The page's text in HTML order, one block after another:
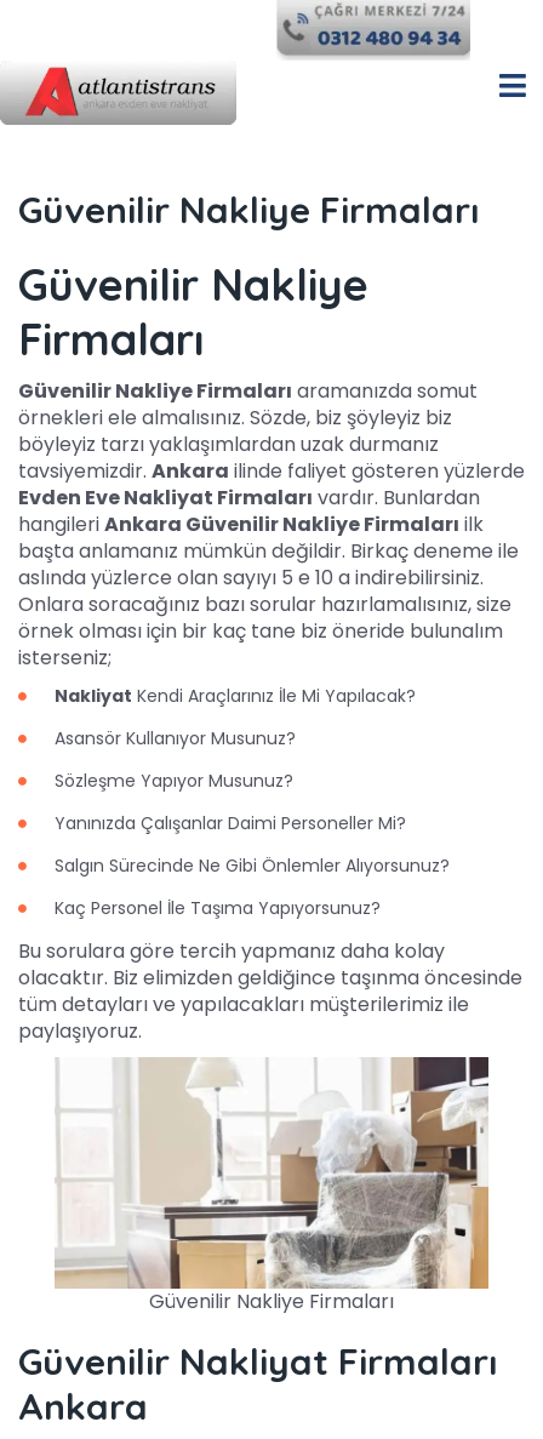
Güvenilir Nakliye Firmaları
Güvenilir Nakliye
Firmaları
Güvenilir Nakliye Firmaları aramanızda somut
örnekleri ele almalısınız. Sözde, biz şöyleyiz biz
böyleyiz tarzı yaklaşımlardan uzak durmanız
tavsiyemizdir. Ankara ilinde faliyet gösteren yüzlerde
Evden Eve Nakliyat Firmaları vardır. Bunlardan
hangileriAnkara Güvenilir Nakliye Firmaları ilk
başta anlamanız mümkün değildir. Birkaç deneme ile
aslında yüzlerce olan sayıyı 5 e 10 a indirebilirsiniz.
Onlara soracağınız bazı sorular hazırlamalısınız, size
örnek olması için bir kaç tane biz öneride bulunalım
isterseniz;
Nakliyat Kendi Araçlarınız İle Mi Yapılacak?
Asansör Kullanıyor Musunuz?
Sözleşme Yapıyor Musunuz?
Yanınızda Çalışanlar Daimi Personeller Mi?
Salgın Sürecinde Ne Gibi Önlemler Alıyorsunuz?
Kaç Personel İle Taşıma Yapıyorsunuz?
Bu sorulara göre tercih yapmanız daha kolay
olacaktır. Biz elimizden geldiğince taşınma öncesinde
tüm detayları ve yapılacakları müşterilerimiz ile
paylaşıyoruz.
Güvenilir Nakliye Firmaları
Güvenilir Nakliyat Firmaları
Ankara